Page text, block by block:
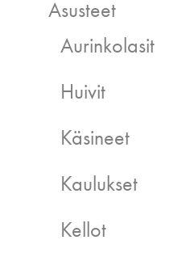
Asusteet
Aurinkolasit
Huivit
Käsineet
Kaulukset
Kellot